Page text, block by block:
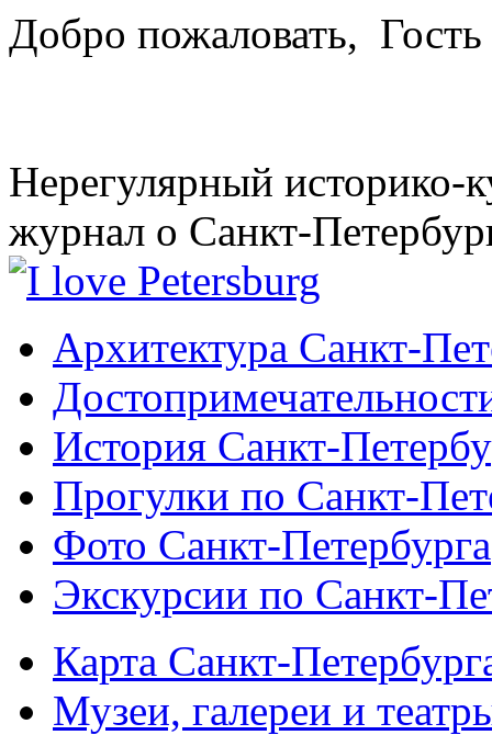
Добро пожаловать, Гость
Нерегулярный историко-
журнал о Санкт-
Архитектура Санкт-
История Санкт-
Прогулки по Санкт-
Фото Санкт-Петербурга
Экскурсии по Санкт-
Карта Санкт-
Музеи, галереи и